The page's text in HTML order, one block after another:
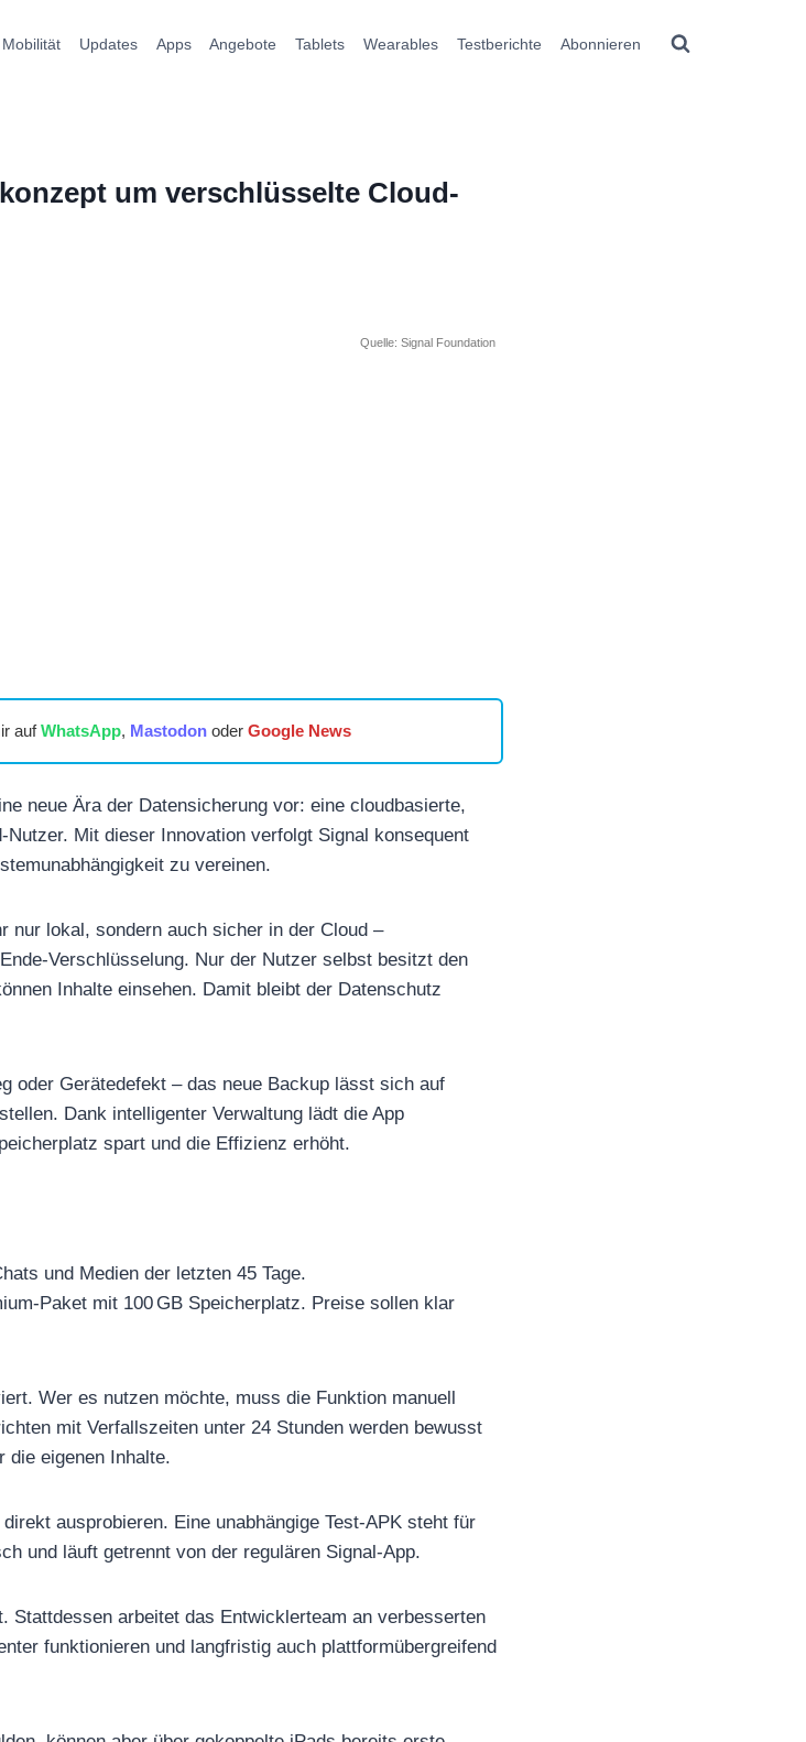
Mobilität Updates Apps Angebote Tablets Wearables Testberichte Abonnieren
um verschlüsselte Cloud-
Quelle: Signal Foundation
aufWhatsApp, Mastodonoder Google News
neue Ära der Datensicherung vor: eine cloudbasierte,
Mit dieser Innovation verfolgt Signal konsequent
zu vereinen.
nur lokal, sondern auch sicher in der Cloud –
Verschlüsselung. Nur der Nutzer selbst besitzt den
Inhalte einsehen. Damit bleibt der Datenschutz
oder Gerätedefekt – das neue Backup lässt sich auf
Dank intelligenter Verwaltung lädt die App
spart und die Effizienz erhöht.
und Medien der letzten 45 Tage.
Paket mit 100 GB Speicherplatz. Preise sollen klar
Wer es nutzen möchte, muss die Funktion manuell
mit Verfallszeiten unter 24 Stunden werden bewusst
die eigenen Inhalte.
ausprobieren. Eine unabhängige Test-APK steht für
und läuft getrennt von der regulären Signal-App.
Stattdessen arbeitet das Entwicklerteam an verbesserten
funktionieren und langfristig auch plattformübergreifend